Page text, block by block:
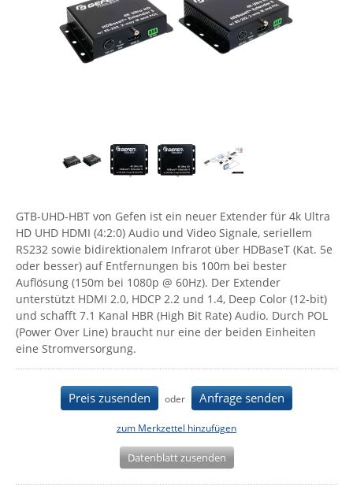
Energiemessung
Energieverteilung
IP, WLAN & GSM Sensorik
IoT - Internet of Things
IPC, Industrielle Netzwerktechnik & WLAN
IT Netzwerktechnik / Kommunikation
Comet System
CompleTech
Contemporary Controls
Enginko - mcf88
Gefen
Gude
Guntermann & Drunck
High Sec Labs
HW group
Icron
IEC Lock
Kramer Electronics
GTB-UHD-HBT von Gefen ist ein neuer Extender für 4k Ultra
HD UHD HDMI (4:2:0) Audio und Video Signale, seriellem
RS232 sowie bidirektionalem Infrarot über HDBaseT (Kat. 5e
oder besser) auf Entfernungen bis 100m bei bester
Auflösung (150m bei 1080p @ 60Hz). Der Extender
unterstützt HDMI 2.0, HDCP 2.2 und 1.4, Deep Color (12-bit)
und schafft 7.1 Kanal HBR (High Bit Rate) Audio. Durch POL
(Power Over Line) braucht nur eine der beiden Einheiten
eine Stromversorgung.
Preis zusenden oder Anfrage senden
zum Merkzettel hinzufügen
Datenblatt zusenden